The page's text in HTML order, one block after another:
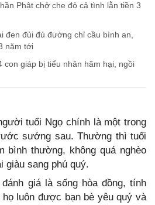
Phật chở che đỏ cả tình lẫn tiền 3
đen đủi đủ đường chỉ cầu bình an,
năm tới
con giáp bị tiểu nhân hãm hại, ngồi
tuổi Ngọ chính là một trong
sướng sau. Thường thì tuổi
bình thường, không quá nghèo
giàu sang phú quý.
giá là sống hòa đồng, tính
luôn được bạn bè yêu quý và